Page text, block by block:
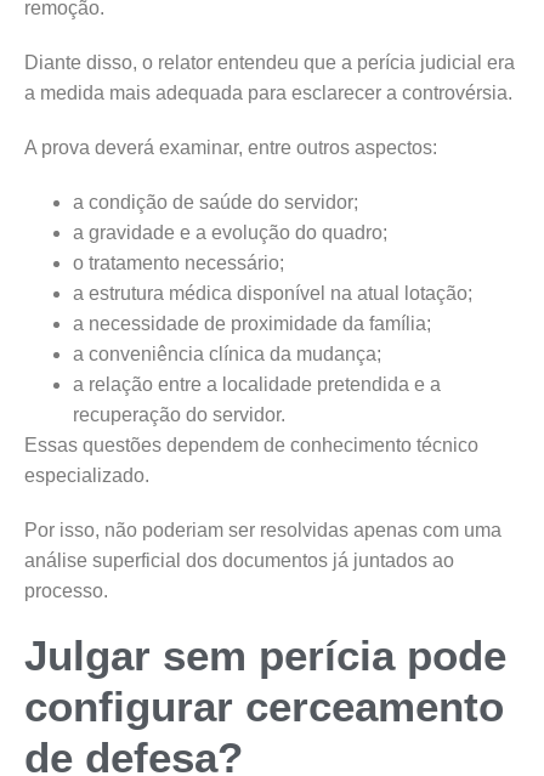
remoção.
Diante disso, o relator entendeu que a perícia judicial era
a medida mais adequada para esclarecer a controvérsia.
A prova deverá examinar, entre outros aspectos:
a condição de saúde do servidor;
a gravidade e a evolução do quadro;
o tratamento necessário;
a estrutura médica disponível na atual lotação;
a necessidade de proximidade da família;
a conveniência clínica da mudança;
a relação entre a localidade pretendida e a
recuperação do servidor.
Essas questões dependem de conhecimento técnico
especializado.
Por isso, não poderiam ser resolvidas apenas com uma
análise superficial dos documentos já juntados ao
processo.
Julgar sem perícia pode
configurar cerceamento
de defesa?